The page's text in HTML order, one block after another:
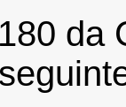
da